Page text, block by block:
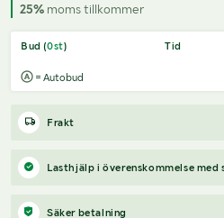
25% moms tillkommer
Bud (0st) Tid
= Autobud
Frakt
Boka frakt?Det finns ingen specifik
just det här objektet, men om du
vårt
Lasthjälp i överenskommelse med
Säker betalning